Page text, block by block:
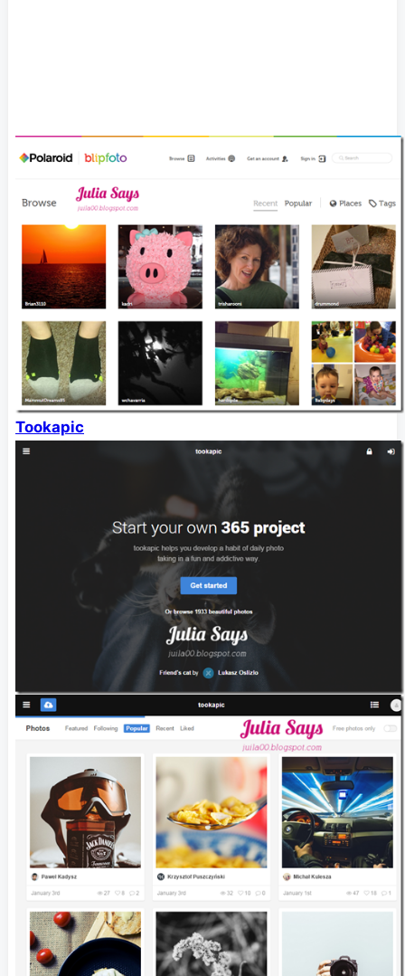
Tookapic